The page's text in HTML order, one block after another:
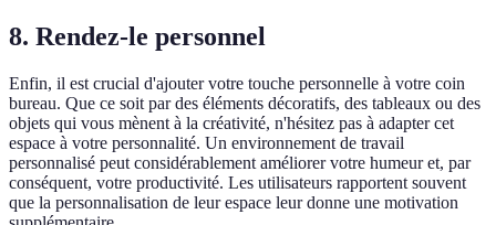
8. Rendez-le personnel
Enfin, il est crucial d'ajouter votre touche personnelle à votre coin
bureau. Que ce soit par des éléments décoratifs, des tableaux ou des
objets qui vous mènent à la créativité, n'hésitez pas à adapter cet
espace à votre personnalité. Un environnement de travail
personnalisé peut considérablement améliorer votre humeur et, par
conséquent, votre productivité. Les utilisateurs rapportent souvent
que la personnalisation de leur espace leur donne une motivation